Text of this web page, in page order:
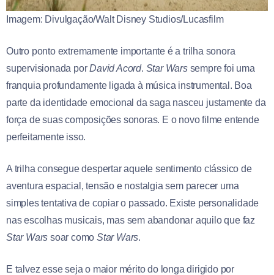
Imagem: Divulgação/Walt Disney Studios/Lucasfilm
Outro ponto extremamente importante é a trilha sonora
supervisionada porDavid Acord. Star Warssempre foi uma
franquia profundamente ligada à música instrumental. Boa
parte da identidade emocional da saga nasceu justamente da
força de suas composições sonoras. E o novo filme entende
perfeitamente isso.
A trilha consegue despertar aquele sentimento clássico de
aventura espacial, tensão e nostalgia sem parecer uma
simples tentativa de copiar o passado. Existe personalidade
nas escolhas musicais, mas sem abandonar aquilo que faz
Star Wars soar como Star Wars.
E talvez esse seja o maior mérito do longa dirigido por